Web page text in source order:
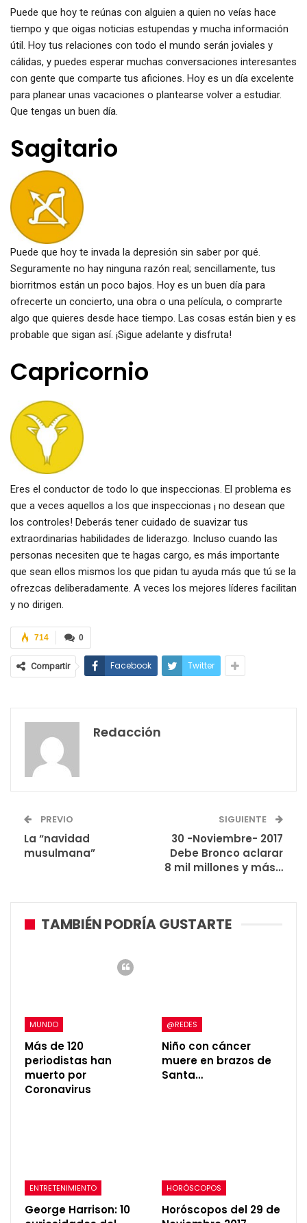
Puede que hoy te reúnas con alguien a quien no veías hace
tiempo y que oigas noticias estupendas y mucha información
útil. Hoy tus relaciones con todo el mundo serán joviales y
cálidas, y puedes esperar muchas conversaciones interesantes
con gente que comparte tus aficiones. Hoy es un día excelente
para planear unas vacaciones o plantearse volver a estudiar.
Que tengas un buen día.
Sagitario
Puede que hoy te invada la depresión sin saber por qué.
Seguramente no hay ninguna razón real; sencillamente, tus
biorritmos están un poco bajos. Hoy es un buen día para
ofrecerte un concierto, una obra o una película, o comprarte
algo que quieres desde hace tiempo. Las cosas están bien y es
probable que sigan así. ¡Sigue adelante y disfruta!
Capricornio
Eres el conductor de todo lo que inspeccionas. El problema es
que a veces aquellos a los que inspeccionas ¡ no desean que
los controles! Deberás tener cuidado de suavizar tus
extraordinarias habilidades de liderazgo. Incluso cuando las
personas necesiten que te hagas cargo, es más importante
que sean ellos mismos los que pidan tu ayuda más que tú se la
ofrezcas deliberadamente. A veces los mejores líderes facilitan
y no dirigen.
0
714
Compartir Facebook Twitter
Redacción
PREVIO
La “navidad
musulmana”
SIGUIENTE
30 -Noviembre- 2017
Debe Bronco aclarar
8 mil millones y más…
TAMBIÉN PODRÍA GUSTARTE
MUNDO
Más de 120
periodistas han
muerto por
Coronavirus
@REDES
Niño con cáncer
muere en brazos de
Santa…
ENTRETENIMIENTO
George Harrison: 10
HORÓSCOPOS
Horóscopos del 29 de